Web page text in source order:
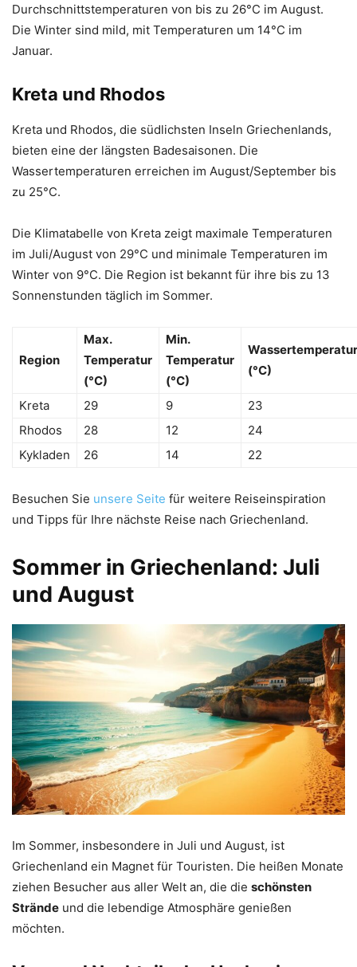
Durchschnittstemperaturen von bis zu 26°C im August.
Die Winter sind mild, mit Temperaturen um 14°C im
Januar.
Kreta und Rhodos
Kreta und Rhodos, die südlichsten Inseln Griechenlands,
bieten eine der längsten Badesaisonen. Die
Wassertemperaturen erreichen im August/September bis
zu 25°C.
Die Klimatabelle von Kreta zeigt maximale Temperaturen
im Juli/August von 29°C und minimale Temperaturen im
Winter von 9°C. Die Region ist bekannt für ihre bis zu 13
Sonnenstunden täglich im Sommer.
Region
Max.
Temperatur
(°C)
Min.
Temperatur
(°C)
Wassertemperatur
(°C)
Kreta 29 9
23
Rhodos
28 12
24
Kykladen
26 14 22
Besuchen Sie unsere Seite für weitere Reiseinspiration
und Tipps für Ihre nächste Reise nach Griechenland.
Sommer in Griechenland: Juli
und August
Im Sommer, insbesondere in Juli und August, ist
Griechenland ein Magnet für Touristen. Die heißen Monate
ziehen Besucher aus aller Welt an, die die schönsten
Strände und die lebendige Atmosphäre genießen
möchten.